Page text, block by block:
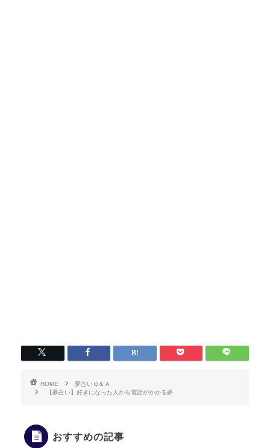
HOME
夢占いＱ＆Ａ
【夢占い】好きになった人から電話がかかる夢
おすすめの記事